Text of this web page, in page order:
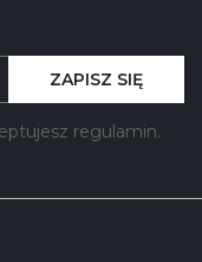
regulamin.
ZAPISZ SIĘ